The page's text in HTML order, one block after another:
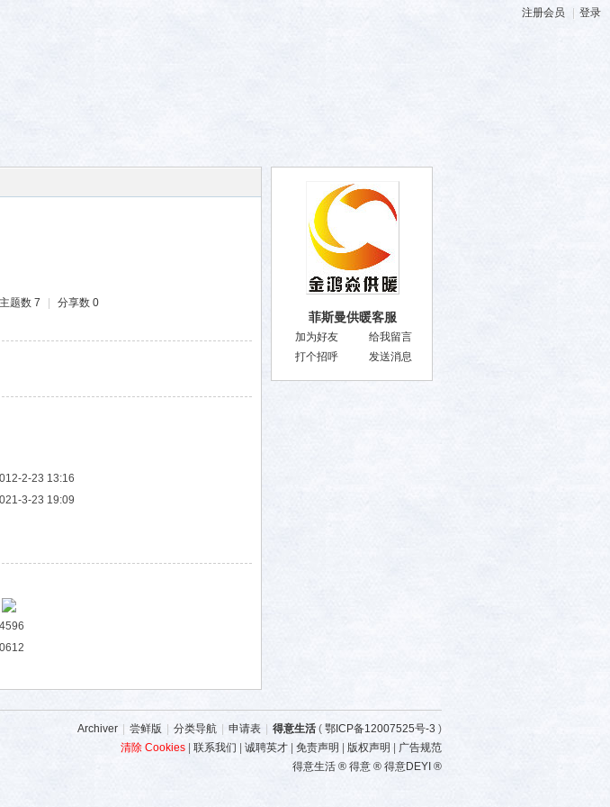
注册会员 登录
主题数 7 分享数 0
2-23 13:16
3-23 19:09
菲斯曼供暖客服
加为好友
给我留言
打个招呼
发送消息
Archiver 尝鲜版 分类导航 申请表 得意生活 ( 鄂ICP备12007525号-3 )
清除 Cookies
联系我们 诚聘英才 免责声明 版权声明
广告规范
得意生活 ® 得意 ® 得意DEYI ®